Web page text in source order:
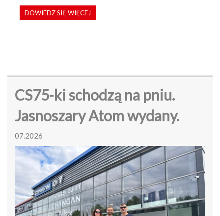
DOWIEDZ SIĘ WIĘCEJ
CS75-ki schodzą na pniu.
Jasnoszary Atom wydany.
07.2026